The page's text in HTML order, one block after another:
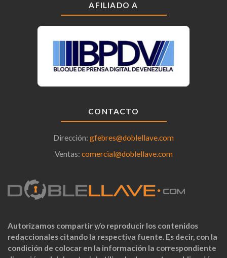
AFILIADO A
CONTACTO
Dirección: gfebres@doblellave.com
Ventas: comercial@doblellave.com
Autorizamos compartir y/o reproducir los contenidos
redaccionales citando la respectiva fuente. Es decir, con la
condición de colocar en la información la correspondiente